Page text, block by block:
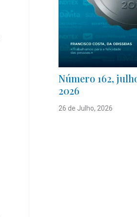
Número 162,
2026
26 de Julho, 2026